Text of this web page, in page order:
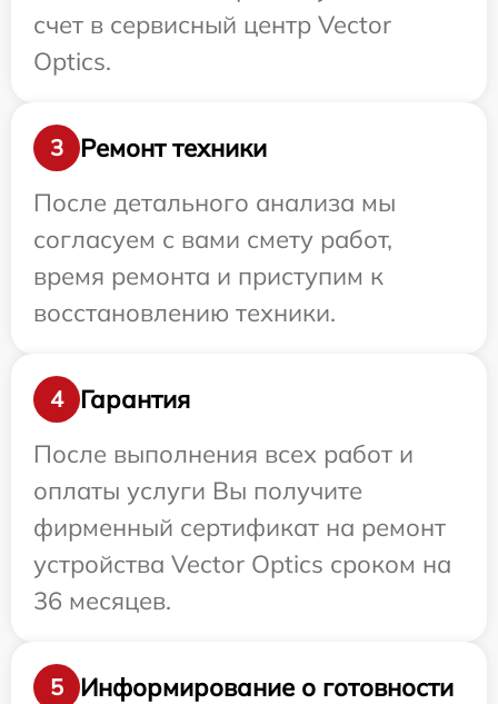
счет в сервисный центр Vector
Optics.
3
Ремонт техники
После детального анализа мы
согласуем с вами смету работ,
время ремонта и приступим к
восстановлению техники.
4
Гарантия
После выполнения всех работ и
оплаты услуги Вы получите
фирменный сертификат на ремонт
устройства Vector Optics сроком на
36 месяцев.
5
Информирование о готовности